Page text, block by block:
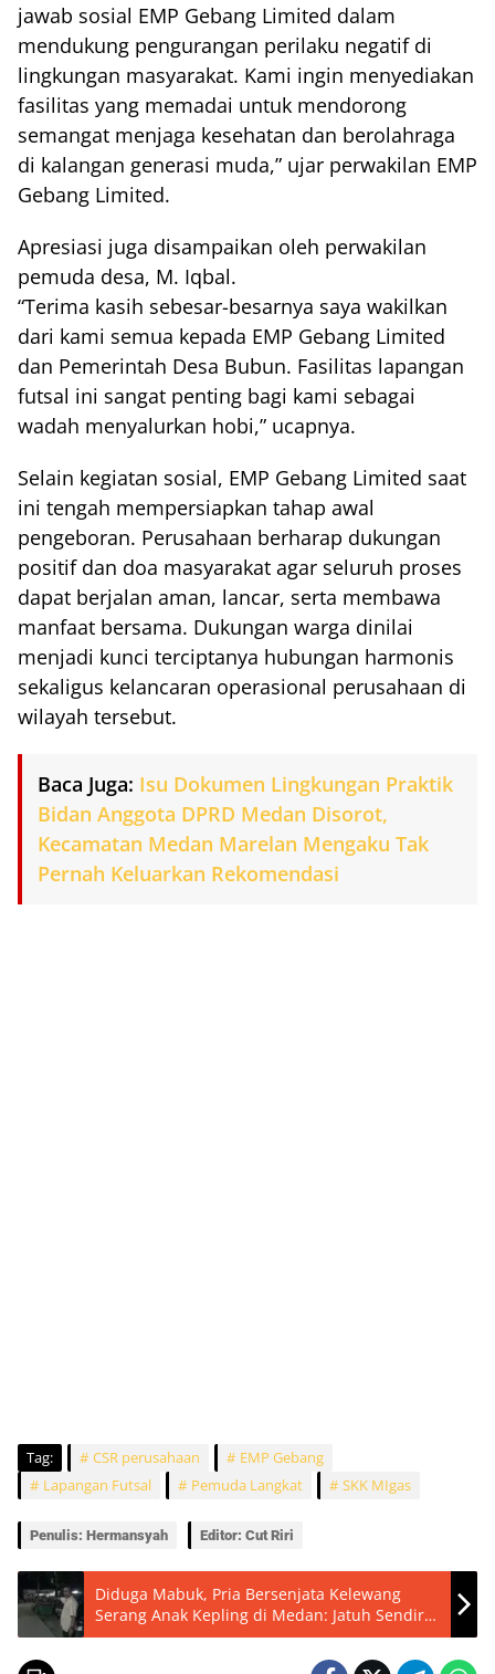
jawab sosial EMP Gebang Limited dalam
mendukung pengurangan perilaku negatif di
lingkungan masyarakat. Kami ingin menyediakan
fasilitas yang memadai untuk mendorong
semangat menjaga kesehatan dan berolahraga
di kalangan generasi muda,” ujar perwakilan EMP
Gebang Limited.
Apresiasi juga disampaikan oleh perwakilan
pemuda desa, M. Iqbal.
“Terima kasih sebesar-besarnya saya wakilkan
dari kami semua kepada EMP Gebang Limited
dan Pemerintah Desa Bubun. Fasilitas lapangan
futsal ini sangat penting bagi kami sebagai
wadah menyalurkan hobi,” ucapnya.
Selain kegiatan sosial, EMP Gebang Limited saat
ini tengah mempersiapkan tahap awal
pengeboran. Perusahaan berharap dukungan
positif dan doa masyarakat agar seluruh proses
dapat berjalan aman, lancar, serta membawa
manfaat bersama. Dukungan warga dinilai
menjadi kunci terciptanya hubungan harmonis
sekaligus kelancaran operasional perusahaan di
wilayah tersebut.
Baca Juga: Isu Dokumen Lingkungan Praktik
Bidan Anggota DPRD Medan Disorot,
Kecamatan Medan Marelan Mengaku Tak
Pernah Keluarkan Rekomendasi
Tag: CSR perusahaan
EMP Gebang
Lapangan Futsal
Pemuda Langkat SKK MIgas
Penulis: Hermansyah Editor: Cut Riri
Diduga Mabuk, Pria Bersenjata Kelewang
Serang Anak Kepling di Medan: Jatuh Sendiri
Usai Mengamuk